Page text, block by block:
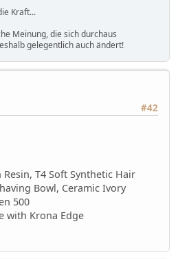
Kraft...
Meinung, die sich durchaus
gelegentlich auch ändert!
#42
Resin, T4 Soft Synthetic Hair
Bowl, Ceramic Ivory
500
with Krona Edge